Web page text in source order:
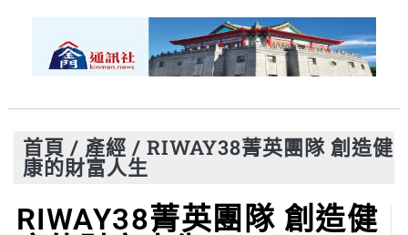
首頁 / 產經 / RIWAY38菁英團隊 創造健
康的財富人生
RIWAY38菁英團隊 創造健